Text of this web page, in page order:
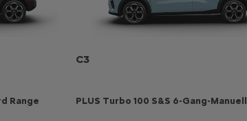
Range
C3
PLUS Turbo 100 S&S 6-Gang-Manuell